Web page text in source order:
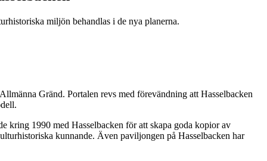
miljön behandlas i de nya planerna.
Gränd. Portalen revs med förevändning att Hasselbacken
kring 1990 med Hasselbacken för att skapa goda kopior av
kunnande. Även paviljongen på Hasselbacken har